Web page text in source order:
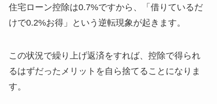
住宅ローン控除は0.7%ですから、「借りているだ
けで0.2%お得」という逆転現象が起きます。
この状況で繰り上げ返済をすれば、控除で得られ
るはずだったメリットを自ら捨てることになりま
す。